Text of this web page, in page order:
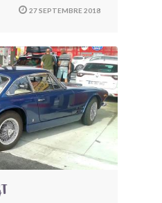
27 SEPTEMBRE 2018